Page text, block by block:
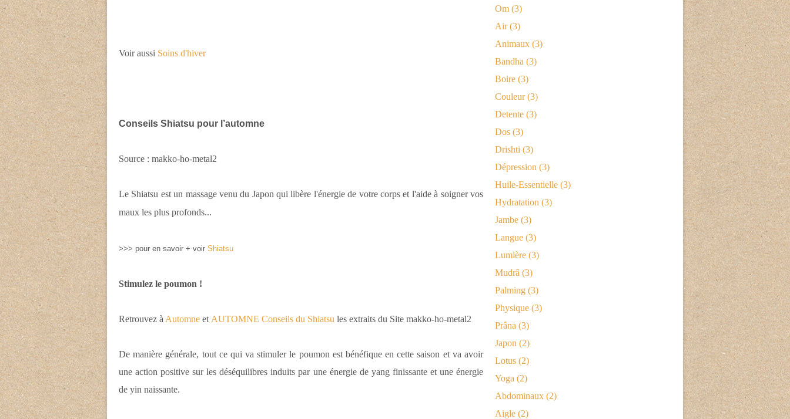
Voir aussi Soins d'hiver
Conseils Shiatsu pour l’automne
Source : makko-ho-metal2
Le Shiatsu est un massage venu du Japon qui libère l'énergie de votre corps et l'aide à soigner vos
maux les plus profonds...
>>> pour en savoir + voir Shiatsu
Stimulez le poumon !
Retrouvez à Automne et AUTOMNE Conseils du Shiatsu les extraits du Site makko-ho-metal2
De manière générale, tout ce qui va stimuler le poumon est bénéfique en cette saison et va avoir
une action positive sur les déséquilibres induits par une énergie de yang finissante et une énergie
de yin naissante.
Om (3)
Air(3)
Animaux (3)
Bandha (3)
Boire (3)
Couleur(3)
Detente (3)
Dos (3)
Drishti (3)
Dépression (3)
Huile-Essentielle (3)
Hydratation (3)
Jambe (3)
Langue (3)
Lumière (3)
Mudrâ (3)
Palming (3)
Physique (3)
Prâna (3)
Japon (2)
Lotus (2)
Yoga (2)
Abdominaux (2)
Aigle (2)